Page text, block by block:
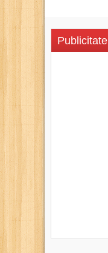
Publicitate